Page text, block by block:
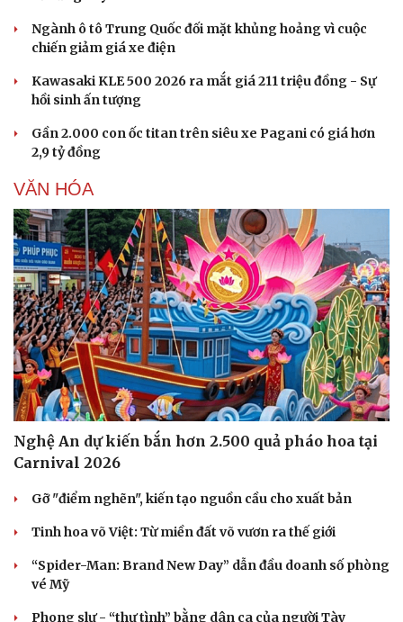
Văn học
Âm nhạc
Thời trang
Ngành ô tô Trung Quốc đối mặt khủng hoảng vì cuộc
chiến giảm giá xe điện
Kawasaki KLE 500 2026 ra mắt giá 211 triệu đồng - Sự
hồi sinh ấn tượng
Gần 2.000 con ốc titan trên siêu xe Pagani có giá hơn
2,9 tỷ đồng
VĂN HÓA
Nghệ An dự kiến bắn hơn 2.500 quả pháo hoa tại
Carnival 2026
Gỡ "điểm nghẽn", kiến tạo nguồn cầu cho xuất bản
Tinh hoa võ Việt: Từ miền đất võ vươn ra thế giới
“Spider-Man: Brand New Day” dẫn đầu doanh số phòng
vé Mỹ
Phong slư - “thư tình” bằng dân ca của người Tày